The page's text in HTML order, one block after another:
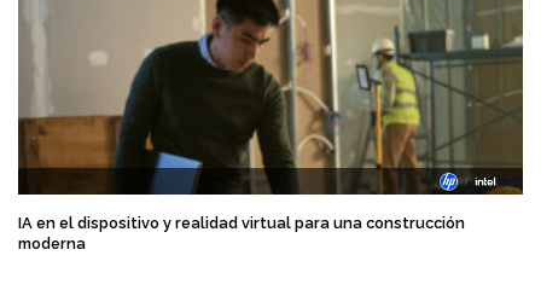
IA en el dispositivo y realidad virtual para una construcción
moderna